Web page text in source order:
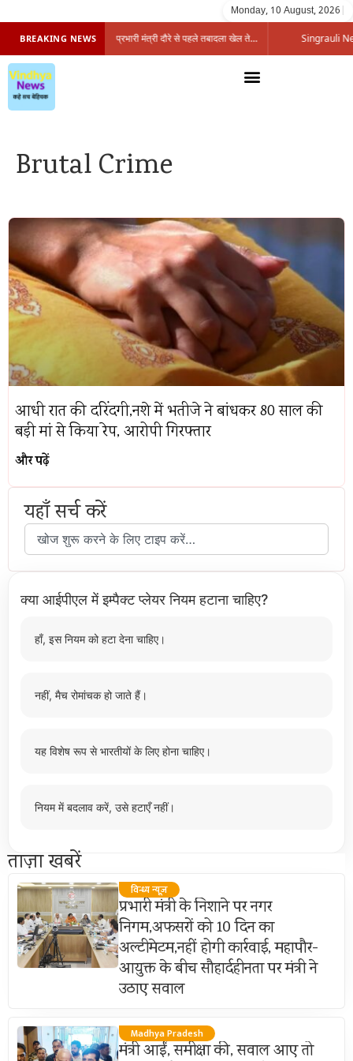
Monday, 10 August, 2026
BREAKING NEWS
सिंगरौली को मिला 950 करोड़ का ‘खजाना’, अब यहीं होगा खर्च—300 करोड़ की बायपास सड़क को हरी झंडी! प्रभारी मंत्री दौरे से पहले तबादला खेल तेज, एसआई बचाने में जुटे बड़े चेहरे, 10 लाख के रिचार्ज का खेल और 22 दिन से चौकी खाली
Brutal Crime
आधी रात की दरिंदगी,नशे में भतीजे ने बांधकर 80 साल की
बड़ी मां से किया रेप, आरोपी गिरफ्तार
और पढ़ें
यहाँ सर्च करें
क्या आईपीएल में इम्पैक्ट प्लेयर नियम हटाना चाहिए?
हाँ, इस नियम को हटा देना चाहिए।
नहीं, मैच रोमांचक हो जाते हैं।
यह विशेष रूप से भारतीयों के लिए होना चाहिए।
नियम में बदलाव करें, उसे हटाएँ नहीं।
ताज़ा खबरें
विन्ध्य न्यूज़
प्रभारी मंत्री के निशाने पर नगर
निगम,अफसरों को 10 दिन का
अल्टीमेटम,नहीं होगी कार्रवाई, महापौर-
आयुक्त के बीच सौहार्दहीनता पर मंत्री ने
उठाए सवाल
Madhya Pradesh
मंत्री आईं, समीक्षा की, सवाल आए तो